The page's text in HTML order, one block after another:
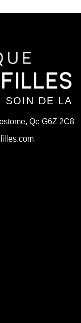
SOIN DE LA
Qc G6Z 2C8